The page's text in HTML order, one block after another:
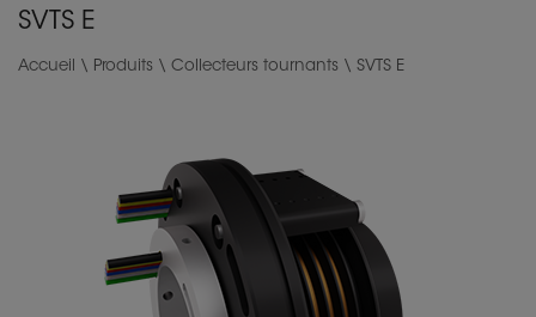
Main
SVTS E
Accueil \ Produits \ Collecteurs tournants \ SVTS E